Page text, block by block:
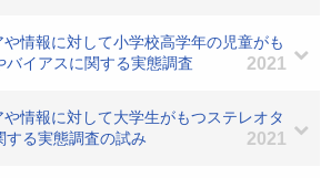
情報に対して小学校高学年の児童がも
バイアスに関する実態調査
2021
情報に対して大学生がもつステレオタ
する実態調査の試み
2021